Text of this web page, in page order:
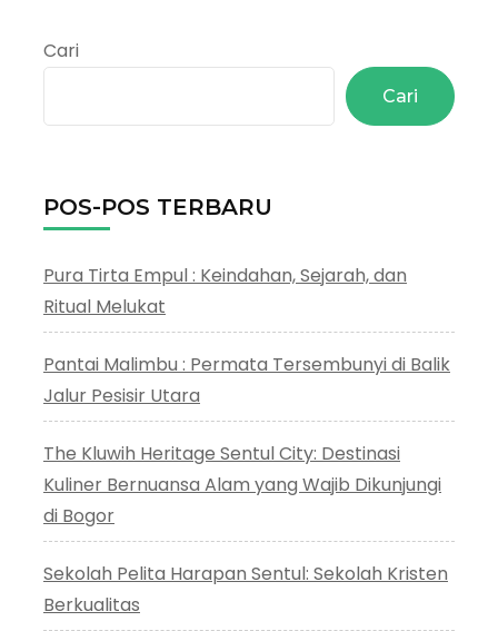
Cari
Cari
POS-POS TERBARU
Pura Tirta Empul : Keindahan, Sejarah, dan
Ritual Melukat
Pantai Malimbu : Permata Tersembunyi di Balik
Jalur Pesisir Utara
The Kluwih Heritage Sentul City: Destinasi
Kuliner Bernuansa Alam yang Wajib Dikunjungi
di Bogor
Sekolah Pelita Harapan Sentul: Sekolah Kristen
Berkualitas